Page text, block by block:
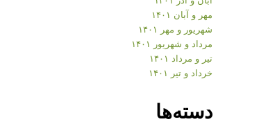
مهر و آبان ۱۴۰۱
شهریور و مهر ۱۴۰۱
مرداد و شهریور ۱۴۰۱
تیر و مرداد ۱۴۰۱
خرداد و تیر ۱۴۰۱
دسته‌ها